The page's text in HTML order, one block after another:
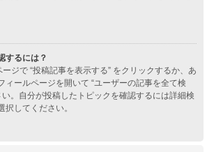
するには？
ジで “投稿記事を表示する” をクリックするか、あ
ィールページを開いて “ユーザーの記事を全て検
。自分が投稿したトピックを確認するには詳細検
してください。